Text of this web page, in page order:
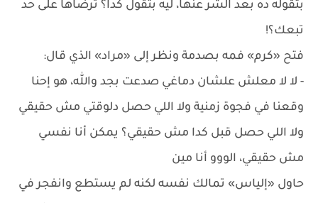
بتقوله ده بعد الشر عنها، ليه بتقول كدا؟ ترضاها على حد
تبعك؟!
فتح «كرم» فمه بصدمة ونظر إلى «مراد» الذي قال:
- لا لا معلش علشان دماغي صدعت بجد والله، هو إحنا
وقعنا في فجوة زمنية ولا اللي حصل دلوقتي مش حقيقي
ولا اللي حصل قبل كدا مش حقيقي؟ يمكن أنا نفسي
مش حقيقي، الووو أنا مين
حاول «إلياس» تمالك نفسه لكنه لم يستطع وانفجر في